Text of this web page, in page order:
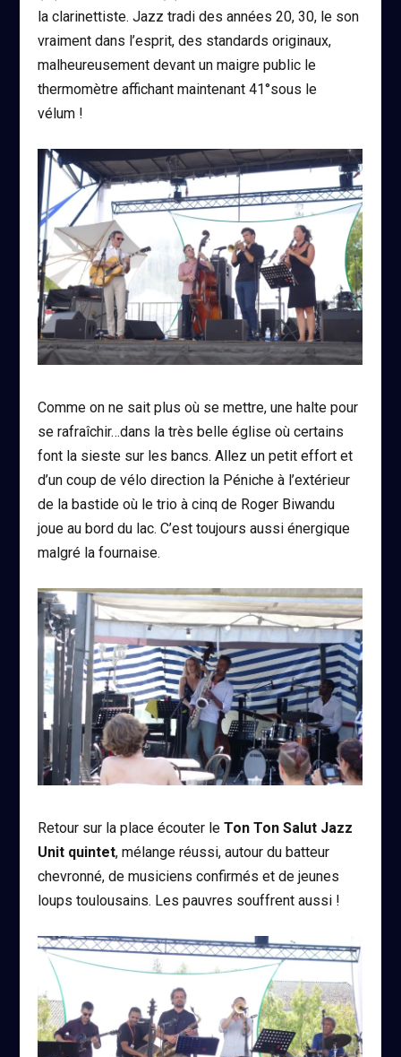
la clarinettiste. Jazz tradi des années 20, 30, le son
vraiment dans l’esprit, des standards originaux,
malheureusement devant un maigre public le
thermomètre affichant maintenant 41°sous le
vélum !
Comme on ne sait plus où se mettre, une halte pour
se rafraîchir…dans la très belle église où certains
font la sieste sur les bancs. Allez un petit effort et
d’un coup de vélo direction la Péniche à l’extérieur
de la bastide où le trio à cinq de Roger Biwandu
joue au bord du lac. C’est toujours aussi énergique
malgré la fournaise.
Retour sur la place écouter leTon Ton Salut Jazz
Unit quintet, mélange réussi, autour du batteur
chevronné, de musiciens confirmés et de jeunes
loups toulousains. Les pauvres souffrent aussi !